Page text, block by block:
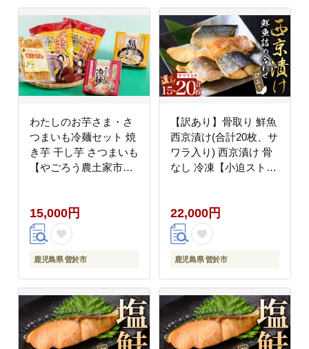
わたしのお芋さま・さ
つまいも冷麺セット 焼
き芋 干し芋 さつまいも
【やごろう農土家市】
15,000円
鹿児島県 曽於市
【訳あり】骨取り 鮮魚
西京漬け(合計20枚、サ
ワラ入り) 西京漬け 骨
なし 冷凍【小迫ストア
22,000円
鹿児島県 曽於市